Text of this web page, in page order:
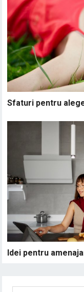
Sfaturi pentru
Idei pentru